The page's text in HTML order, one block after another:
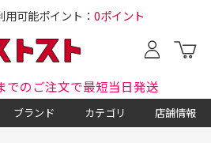
可能ポイント： 0ポイント
でのご注文で最短当日発送
ブランド カテゴリ 店舗情報